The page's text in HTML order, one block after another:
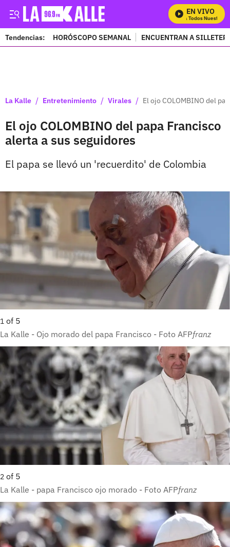
EN VIVO
Mira Todos Nuestros
Tendencias: HORÓSCOPO SEMANAL ENCUENTRAN A
La Kalle / Entretenimiento / Virales / El ojo COLOMBINO del
El ojo COLOMBINO del papa Francisco
alerta a sus seguidores
El papa se llevó un 'recuerdito' de Colombia
1 of 5
La Kalle - Ojo morado del papa Francisco - Foto AFPfranz
2 of 5
La Kalle - papa Francisco ojo morado - Foto AFPfranz